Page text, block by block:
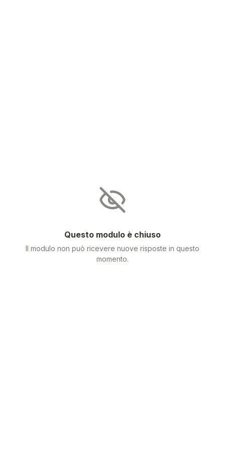
Questo modulo è chiuso
Il modulo non può ricevere nuove risposte in questo
momento.